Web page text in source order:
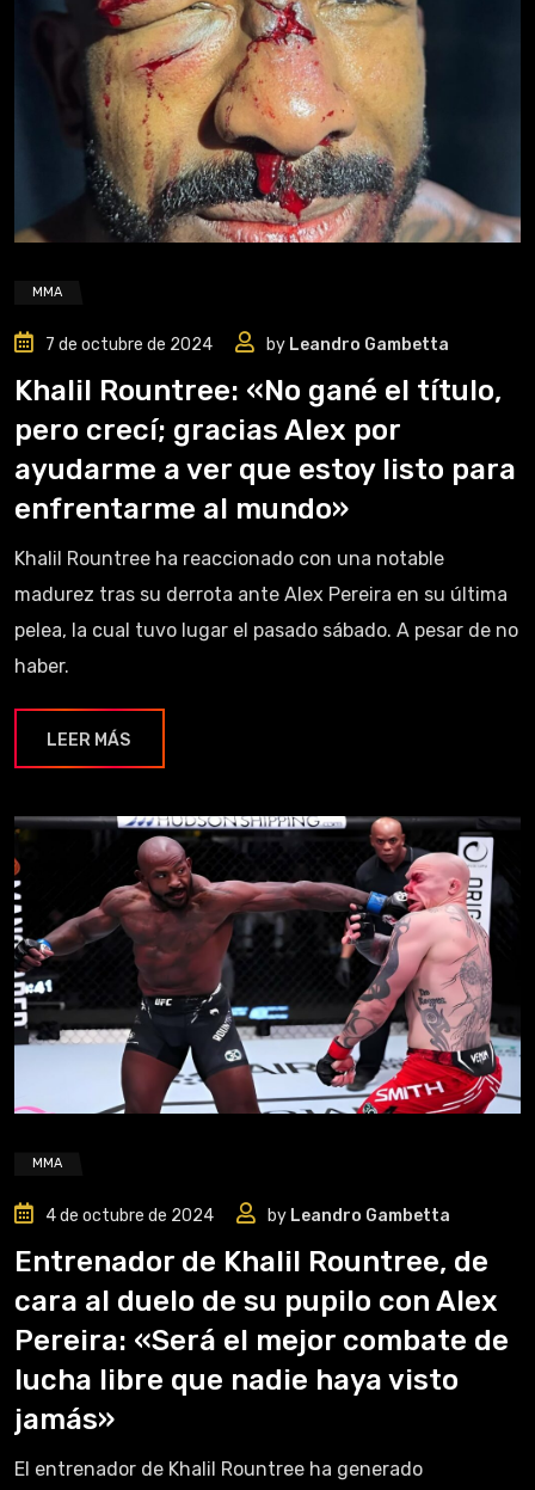
MMA
7 de octubre de 2024 by Leandro Gambetta
Khalil Rountree: «No gané el título,
pero crecí; gracias Alex por
ayudarme a ver que estoy listo para
enfrentarme al mundo»
Khalil Rountree ha reaccionado con una notable
madurez tras su derrota ante Alex Pereira en su última
pelea, la cual tuvo lugar el pasado sábado. A pesar de no
haber.
LEER MÁS
MMA
4 de octubre de 2024 by Leandro Gambetta
Entrenador de Khalil Rountree, de
cara al duelo de su pupilo con Alex
Pereira: «Será el mejor combate de
lucha libre que nadie haya visto
jamás»
El entrenador de Khalil Rountree ha generado